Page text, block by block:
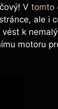
V tomto
ale i
k
motoru